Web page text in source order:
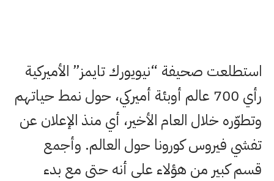
استطلعت صحيفة “نيويورك تايمز” الأميركية
رأي 700 عالم أوبئة أميركي، حول نمط حياتهم
وتطوّره خلال العام الأخير، أي منذ الإعلان عن
تفشي فيروس كورونا حول العالم. وأجمع
قسم كبير من هؤلاء على أنه حتى مع بدء